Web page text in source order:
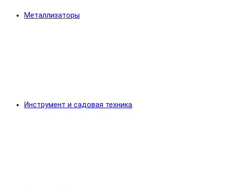
Металлизаторы
Инструмент и садовая техника